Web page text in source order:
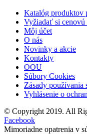
Katalóg produktov
Vyžiadať si cenovú
Môj účet
O nás
Novinky a akcie
Kontakty
OOU
Súbory Cookies
Zásady používania
Vyhlásenie o
© Copyright 2019. All
Facebook
Mimoriadne opatrenia v